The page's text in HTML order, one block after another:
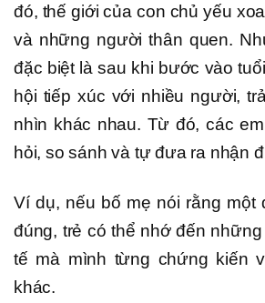
đó, thế giới của con chủ yếu
và những người thân quen.
đặc biệt là sau khi bước vào
hội tiếp xúc với nhiều người,
nhìn khác nhau. Từ đó, các
hỏi, so sánh và tự đưa ra nhận
Ví dụ, nếu bố mẹ nói rằng một
đúng, trẻ có thể nhớ đến
tế mà mình từng chứng kiến
khác.